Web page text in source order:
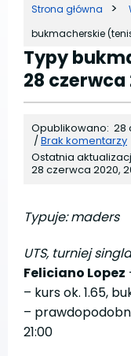
Strona główna
bukmacherskie
Typy
28
Opublikowano: 28
/Brak komentarzy
Ostatnia
28 czerwca 2020,
Typuje: maders
UTS, turniej singla
Feliciano Lopez
– kurs ok. 1.65,
–
21:00